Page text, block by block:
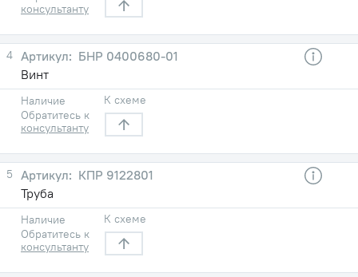
консультанту
4
БНР 0400680-01
Винт
Наличие
Обратитесь к
консультанту
К схеме
5
КПР 9122801
Труба
Наличие
Обратитесь к
консультанту
К схеме